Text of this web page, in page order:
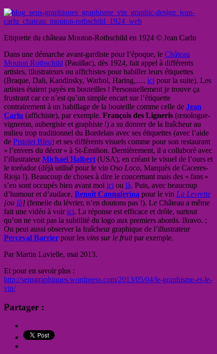
Etiquette du château Mouton-Rothschild en 1924 © Jean Carlu
Dans une démarche avant-gardiste pour l’époque, le Château
Mouton Rothschild (Pauillac), dès 1924, fait appel à différents
artistes, illustrateurs ou affichistes pour habiller leurs étiquettes
(Braque, Dali, Kandinsky, Warhol, Haring,…. ici pour la suite). Les
artistes étaient payés en bouteilles ! Personnellement je trouve ça
frustrant car ce n’est qu’un simple encart sur l’étiquette
contrairement à un habillage de la bouteille comme celle de Jean
Carlu (affichiste), par exemple. François des Ligneris (œnologue-
vigneron, aubergiste et graphiste !) a su donner de la fraîcheur au
milieu trop traditionnel du Bordelais avec ses étiquettes (avec l’aide
de Pistolet Bleu) et ses différents visuels comme pour son restaurant
« l’envers du décor » à St-Émilion. Dernièrement, il a collaboré avec
l’illustrateurMichael Halbert (USA), en créant le visuel de l’ours et
le toréador (déjà utilisé pour le vin Oso Loco, Marquès de Caceres-
Rioja !). Beaucoup de choses à dire le concernant mais des « fans »
s’en sont occupés bien avant moi ici ou là. Puis, avec beaucoup
d’humour et d’audace, Benoît Cannaferina pour le vin La Levrette
[ou là] (femelle du lévrier, n’en doutons pas !). Le Château a même
fait une vidéo à voirici. La réponse est efficace et drôle, surtout
qu’on ne voit pas la subtilité du logo aux premiers abords. Bravo. ;
On peut aussi observer la fraîcheur graphique de l’illustrateur
Perceval Barrier pour les vins sur le fruitpar exemple.
Par Martin Lavielle, mai 2013.
Et pour en savoir plus :
http://sensgraphiques.wordpress.com/2013/05/04/le-graphisme-et-le-
vin/
Partager :